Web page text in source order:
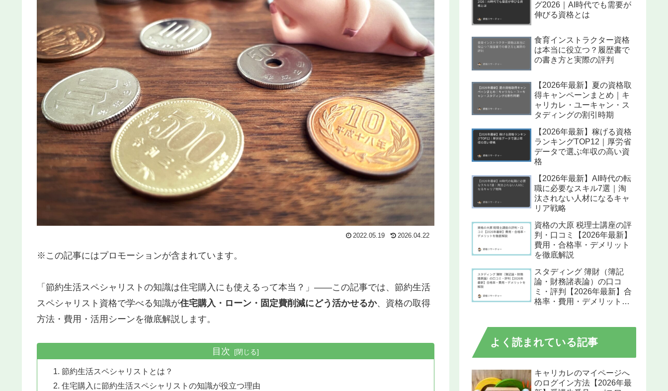
2022.05.19 2026.04.22
※この記事にはプロモーションが含まれています。
「節約生活スペシャリストの知識は住宅購入にも使えるって本当？」——この記事では、節約生活
スペシャリスト資格で学べる知識が住宅購入・ローン・固定費削減にどう活かせるか、資格の取得
方法・費用・活用シーンを徹底解説します。
目次
節約生活スペシャリストとは？
住宅購入に節約生活スペシャリストの知識が役立つ理由
グ2026｜AI時代でも需要が
伸びる資格とは
食育インストラクター資格
は本当に役立つ？履歴書で
の書き方と実際の評判
【2026年最新】夏の資格取
得キャンペーンまとめ｜キ
ャリカレ・ユーキャン・ス
タディングの割引時期
【2026年最新】稼げる資格
ランキングTOP12｜厚労省
データで選ぶ年収の高い資
格
【2026年最新】AI時代の転
職に必要なスキル7選｜淘
汰されない人材になるキャ
リア戦略
資格の大原 税理士講座の評
判・口コミ【2026年最新】
費用・合格率・デメリット
を徹底解説
スタディング 簿財（簿記
論・財務諸表論）の口コ
ミ・評判【2026年最新】合
格率・費用・デメリットを
よく読まれている記事
キャリカレのマイページへ
のログイン方法【2026年最